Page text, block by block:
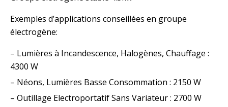
Exemples d’applications conseillées en groupe
électrogène:
– Lumières à Incandescence, Halogènes, Chauffage :
4300 W
– Néons, Lumières Basse Consommation : 2150 W
– Outillage Electroportatif Sans Variateur : 2700 W